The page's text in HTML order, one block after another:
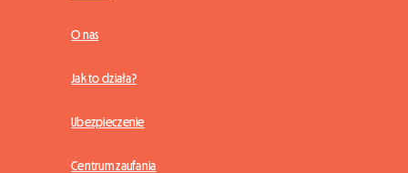
O nas
Jak to działa?
Ubezpieczenie
Centrum zaufania